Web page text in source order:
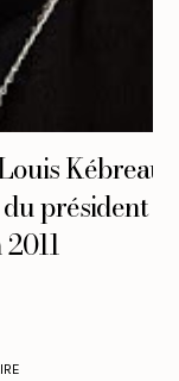
Kébreau
du président